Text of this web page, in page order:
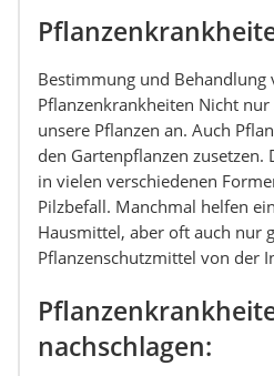
Bestimmung und Behandlung
Pflanzenkrankheiten Nicht nur
unsere Pflanzen an. Auch
den Gartenpflanzen zusetzen.
in vielen verschiedenen
Pilzbefall. Manchmal helfen
Hausmittel, aber oft auch nur
Pflanzenschutzmittel von der
nachschlagen: